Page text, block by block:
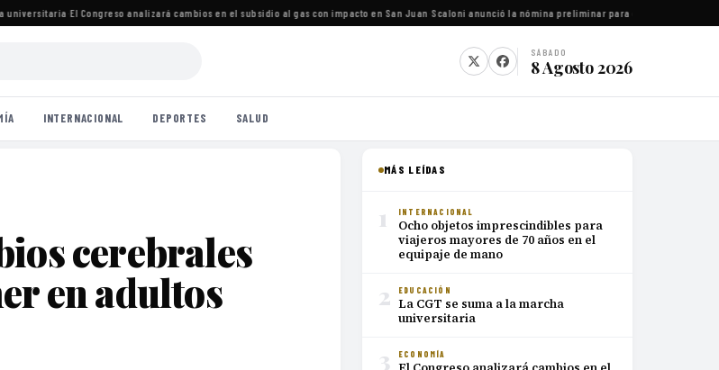
universitaria·El Congreso analizará cambios en el subsidio al gas con impacto en San Juan·Scaloni anunció la nómina preliminar para el Mundial 2026
SÁBADO
8 Agosto 2026
INTERNACIONAL DEPORTES SALUD
cerebrales
en adultos
MÁS LEÍDAS
1 INTERNACIONAL
Ocho objetos imprescindibles para
viajeros mayores de 70 años en el
equipaje de mano
2 EDUCACIÓN
La CGT se suma a la marcha
universitaria
3 ECONOMÍA